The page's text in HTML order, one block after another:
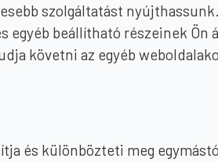
szolgáltatást
egyéb beállítható részeinek
követni az egyéb
és különbözteti meg